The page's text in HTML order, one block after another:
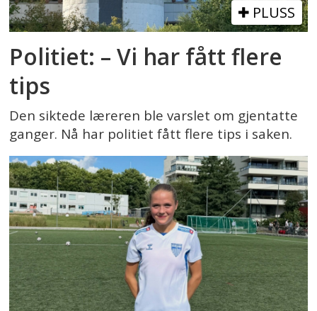
PLUSS
Politiet: – Vi har fått flere
tips
Den siktede læreren ble varslet om gjentatte
ganger. Nå har politiet fått flere tips i saken.